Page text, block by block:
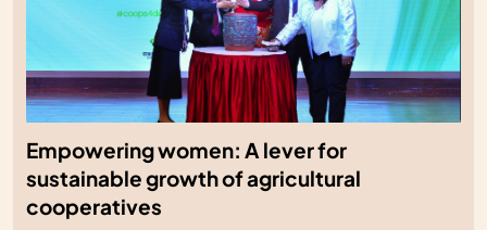
Empowering women: A lever for
sustainable growth of agricultural
cooperatives